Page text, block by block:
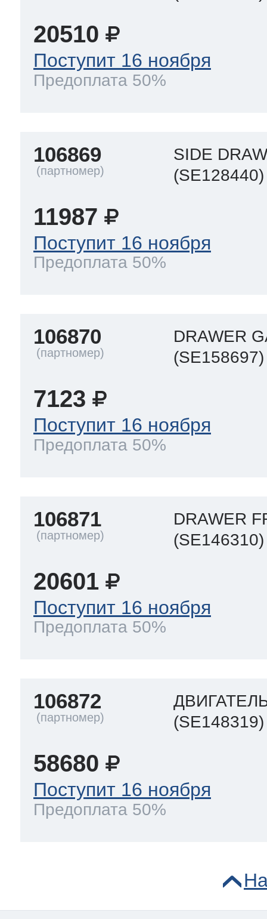
Thor
20510
Поступит 16 ноября
Предоплата 50%
106869
SIDE
(SE128440)
11987
Поступит 16 ноября
Предоплата 50%
106870
DRAWER
(SE158697)
7123
Поступит 16 ноября
Предоплата 50%
106871
DRAWER
(SE146310)
20601
Поступит 16 ноября
Предоплата 50%
106872
(SE148319)
58680
Поступит 16 ноября
Предоплата 50%